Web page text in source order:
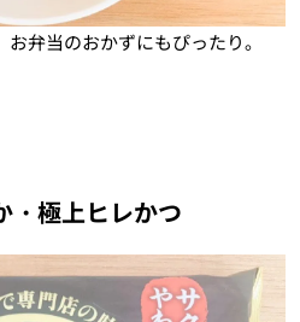
弁当のおかずにもぴったり。
・極上ヒレかつ